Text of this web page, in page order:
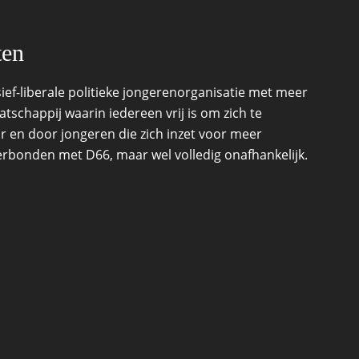
liberale politieke jongerenorganisatie met meer
waarin iedereen vrij is om zich te
en door jongeren die zich inzet voor meer
met D66, maar wel volledig onafhankelijk.